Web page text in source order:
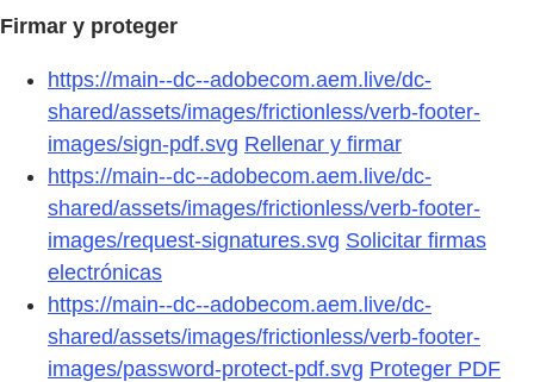
Firmar y proteger
https://main--dc--adobecom.aem.live/dc-
shared/assets/images/frictionless/verb-footer-
images/sign-pdf.svg Rellenar y firmar
https://main--dc--adobecom.aem.live/dc-
shared/assets/images/frictionless/verb-footer-
images/request-signatures.svg Solicitar firmas
electrónicas
https://main--dc--adobecom.aem.live/dc-
shared/assets/images/frictionless/verb-footer-
images/password-protect-pdf.svg Proteger PDF